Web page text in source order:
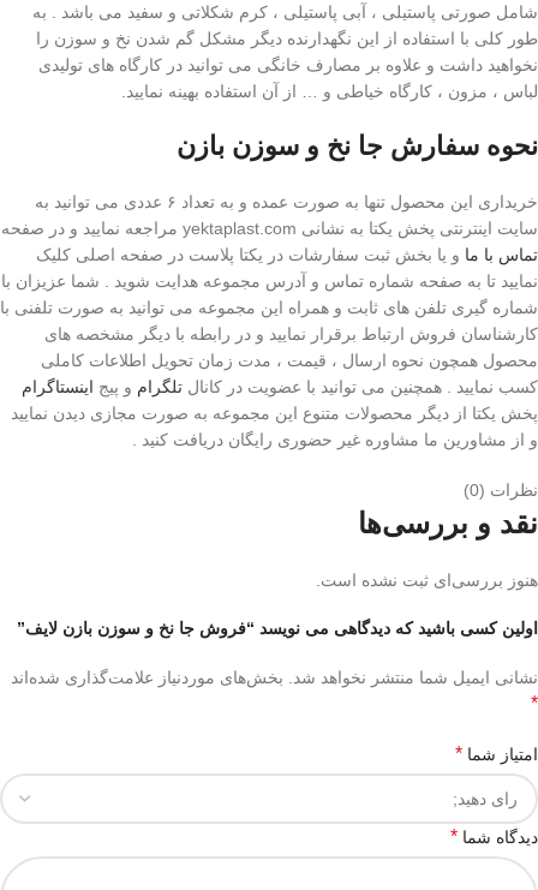
شامل صورتی پاستیلی ، آبی پاستیلی ، کرم شکلاتی و سفید می باشد . به
طور کلی با استفاده از این نگهدارنده دیگر مشکل گم شدن نخ و سوزن را
نخواهید داشت و علاوه بر مصارف خانگی می توانید در کارگاه های تولیدی
لباس ، مزون ، کارگاه خیاطی و … از آن استفاده بهینه نمایید.
نحوه سفارش جا نخ و سوزن بازن
خریداری این محصول تنها به صورت عمده و به تعداد ۶ عددی می توانید به
سایت اینترنتی پخش یکتا به نشانی yektaplast.com مراجعه نمایید و در صفحه
تماس با ما و یا بخش ثبت سفارشات در یکتا پلاست در صفحه اصلی کلیک
نمایید تا به صفحه شماره تماس و آدرس مجموعه هدایت شوید . شما عزیزان با
شماره گیری تلفن های ثابت و همراه این مجموعه می توانید به صورت تلفنی با
کارشناسان فروش ارتباط برقرار نمایید و در رابطه با دیگر مشخصه های
محصول همچون نحوه ارسال ، قیمت ، مدت زمان تحویل اطلاعات کاملی
کسب نمایید . همچنین می توانید با عضویت در کانال تلگرام و پیج اینستاگرام
پخش یکتا از دیگر محصولات متنوع این مجموعه به صورت مجازی دیدن نمایید
و از مشاورین ما مشاوره غیر حضوری رایگان دریافت کنید .
نظرات (0)
نقد و بررسی‌ها
هنوز بررسی‌ای ثبت نشده است.
اولین کسی باشید که دیدگاهی می نویسد “فروش جا نخ و سوزن بازن لایف”
نشانی ایمیل شما منتشر نخواهد شد. بخش‌های موردنیاز علامت‌گذاری شده‌اند
*
امتیاز شما *
دیدگاه شما *